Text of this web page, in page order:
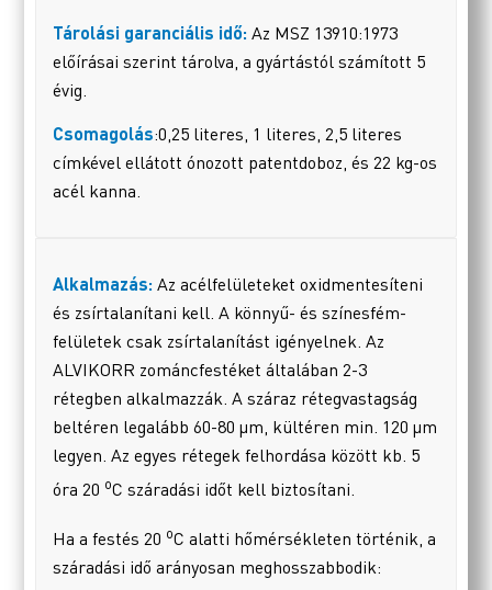
Tárolási garanciális idő: Az MSZ 13910:1973
előírásai szerint tárolva, a gyártástól számított 5
évig.
Csomagolás:0,25 literes, 1 literes, 2,5 literes
címkével ellátott ónozott patentdoboz, és 22 kg-os
acél kanna.
Alkalmazás:Az acélfelületeket oxidmentesíteni
és zsírtalanítani kell. A könnyű- és színesfém-
felületek csak zsírtalanítást igényelnek. Az
ALVIKORR zománcfestéket általában 2-3
rétegben alkalmazzák. A száraz rétegvastagság
beltéren legalább 60-80 µm, kültéren min. 120 µm
legyen. Az egyes rétegek felhordása között kb. 5
óra 20 oC száradási időt kell biztosítani.
Ha a festés 20 oC alatti hőmérsékleten történik, a
száradási idő arányosan meghosszabbodik: